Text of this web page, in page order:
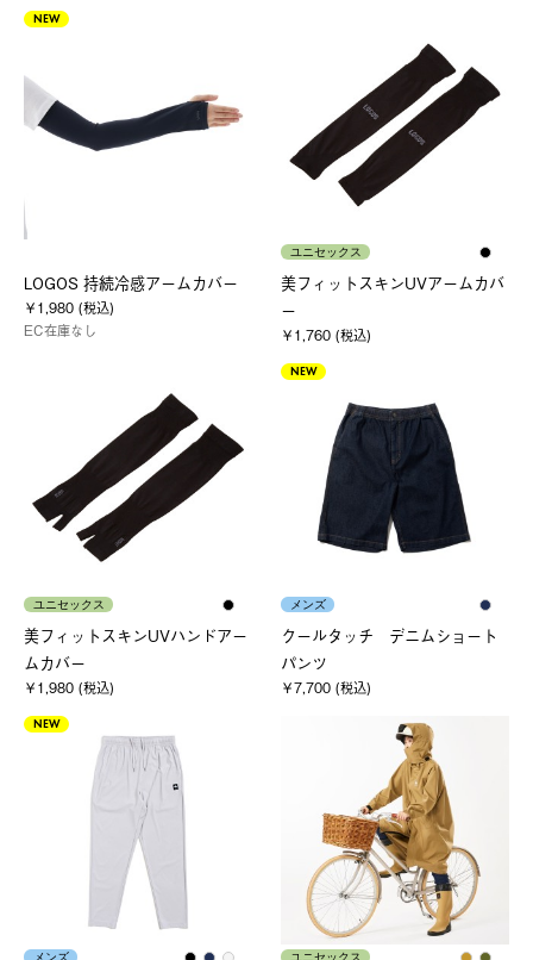
NEW
LOGOS 持続冷感アームカバー
￥1,980 (税込)
EC在庫なし
ユニセックス
美フィットスキンUVアームカバ
ー
￥1,760 (税込)
ユニセックス
美フィットスキンUVハンドアー
ムカバー
￥1,980 (税込)
NEW
メンズ
クールタッチ デニムショート
パンツ
￥7,700 (税込)
NEW